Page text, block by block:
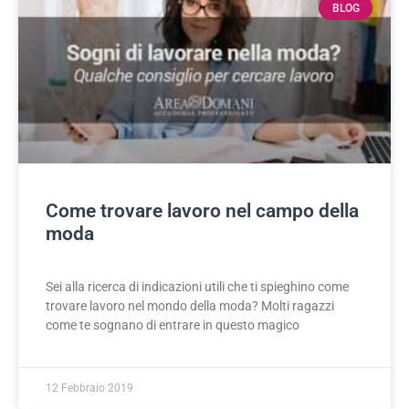
BLOG
Come trovare lavoro nel campo della
moda
Sei alla ricerca di indicazioni utili che ti spieghino come
trovare lavoro nel mondo della moda? Molti ragazzi
come te sognano di entrare in questo magico
12 Febbraio 2019